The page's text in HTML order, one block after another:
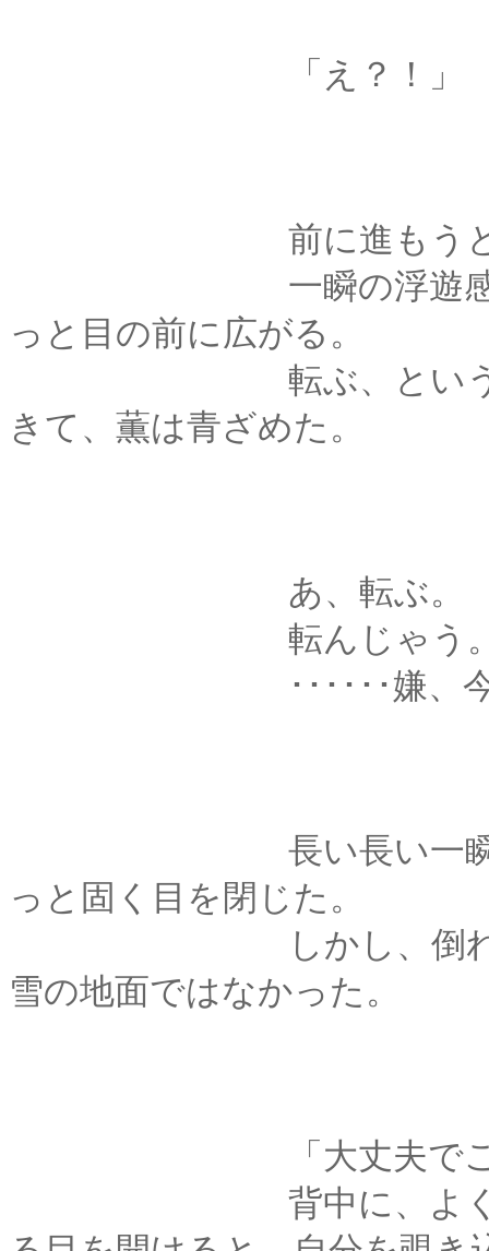
「え？！」
前に進もうとした身
一瞬の浮遊感。視界
っと目の前に広がる。
転ぶ、という感覚が
きて、薫は青ざめた。
あ、転ぶ。
転んじゃう
･･････嫌、今は、
長い長い一瞬のう
っと固く目を閉じた。
しかし、倒れる身体
雪の地面ではなかった。
「大丈夫でござ
背中に、よく知って